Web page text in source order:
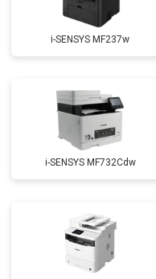
i-SENSYS MF237w
i-SENSYS MF732Cdw